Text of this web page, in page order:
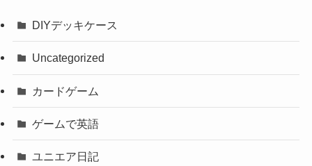
DIYデッキケース
Uncategorized
カードゲーム
ゲームで英語
ユニエア日記